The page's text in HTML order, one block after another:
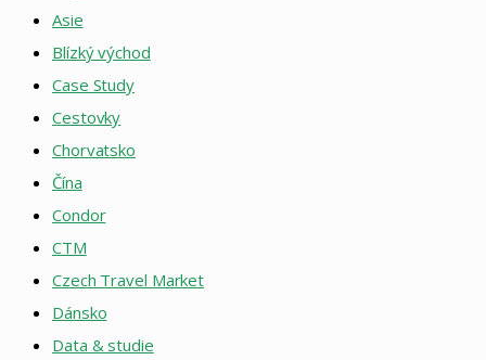
Asie
Blízký východ
Case Study
Cestovky
Chorvatsko
Čína
Condor
CTM
Czech Travel Market
Dánsko
Data & studie